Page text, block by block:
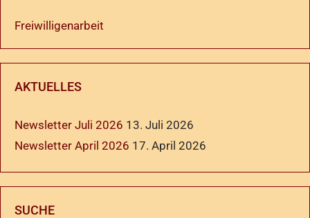
Freiwilligenarbeit
AKTUELLES
Newsletter Juli 2026 13. Juli 2026
Newsletter April 2026 17. April 2026
SUCHE